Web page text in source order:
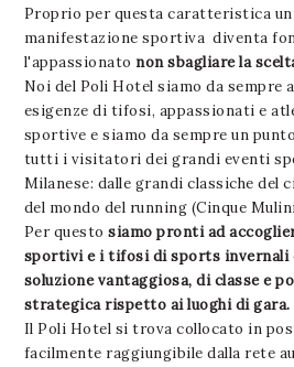
Proprio per questa caratteristica
manifestazione sportiva diventa
l'appassionato non sbagliare la
Noi del Poli Hotel siamo da sempre
esigenze di tifosi, appassionati e
sportive e siamo da sempre un
tutti i visitatori dei grandi eventi
Milanese: dalle grandi classiche del
del mondo del running (Cinque
Per questo siamo pronti ad
sportivi e i tifosi di sports invernali
soluzione vantaggiosa, di classe e
strategica rispetto ai luoghi di gara.
Il Poli Hotel si trova collocato in
facilmente raggiungibile dalla rete